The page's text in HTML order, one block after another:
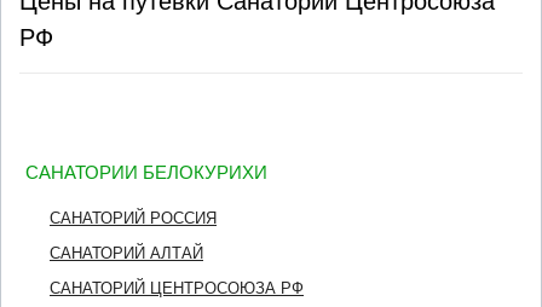
РФ
САНАТОРИИ БЕЛОКУРИХИ
САНАТОРИЙ РОССИЯ
САНАТОРИЙ АЛТАЙ
САНАТОРИЙ ЦЕНТРОСОЮЗА РФ